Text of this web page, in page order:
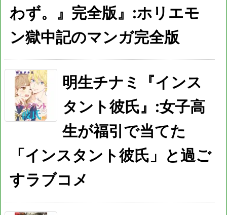
わず。』完全版』:ホリエモ
ン獄中記のマンガ完全版
明生チナミ『インス
タント彼氏』:女子高
生が福引で当てた
「インスタント彼氏」と過ご
すラブコメ